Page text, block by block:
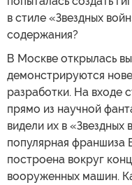
в стиле «Звездных
содержания?
В Москве открылась
демонстрируются
разработки. На входе
прямо из научной
видели их в
популярная
построена вокруг
вооруженных машин.